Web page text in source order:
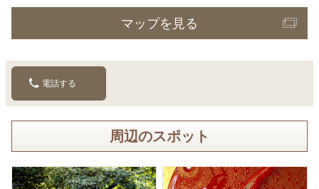
マップを見る
電話する
周辺のスポット